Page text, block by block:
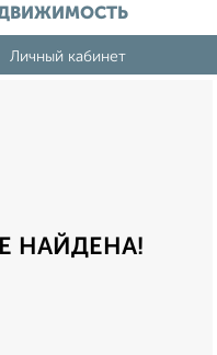
Личный кабинет
НАЙДЕНА!